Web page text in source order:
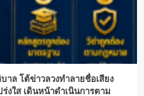
าล โต้ข่าวลวงทำลายชื่อเสียง
งใส เดินหน้าดำเนินการตาม